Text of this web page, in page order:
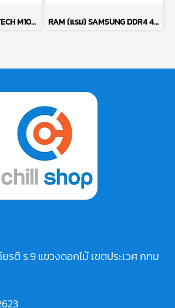
MOUSE (เมาส์) LOGITECH M100R (BLACK) P13638 RAM (แรม) SAMSUNG DDR4 4GB (4GBX1) 2666MHz 16CHIP (ของใหม่) P17763
รติ ร.9 แขวงดอกไม้ เขตประเวศ กทม